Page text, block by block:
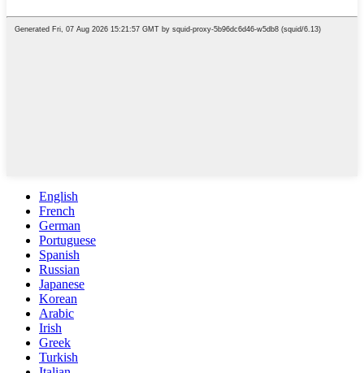
English
French
German
Portuguese
Spanish
Russian
Japanese
Korean
Arabic
Irish
Greek
Turkish